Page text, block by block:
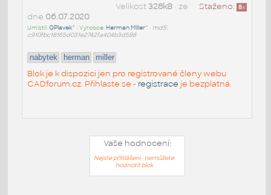
Staženo: 8x
Velikost328kB• ze
dne 06.07.2020
Umístil:OPlavek^ • Výrobce: Herman Miller^ • md5:
c910fbc18165d031e2742fa404b3d588
nabytek herman miller
Blok je k dispozici jen pro registrované členy webu
CADforum.cz. Přihlaste se - registrace je bezplatná.
Vaše hodnocení:
Nejste přihlášeni - nemůžete
hodnotit blok